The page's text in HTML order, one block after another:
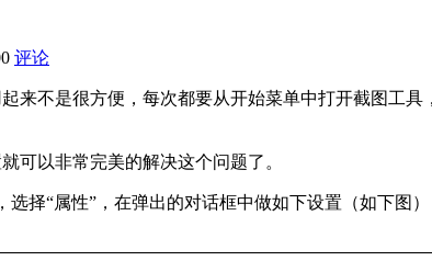
评论
不是很方便，每次都要从开始菜单中打开截图工
以非常完美的解决这个问题了。
选择“属性”，在弹出的对话框中做如下设置（如下图